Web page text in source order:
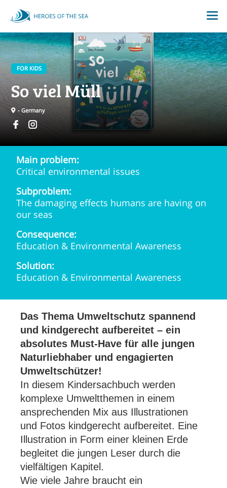
FOR KIDS
So viel Müll
- Germany
Main problem:
Critical environmental issues
Subproblem:
The damaging effects humans are having on
our seas
Consequence:
Education & Environmental Awareness
Solution:
Education & Environmental Awareness
Das Thema Umweltschutz spannend
und kindgerecht aufbereitet – ein
absolutes Must-Have für alle jungen
Naturliebhaber und engagierten
Umweltschützer!
In diesem Kindersachbuch werden
komplexe Umweltthemen in einem
ansprechenden Mix aus Illustrationen
und Fotos kindgerecht aufbereitet. Eine
Illustration in Form einer kleinen Erde
begleitet die jungen Leser durch die
vielfältigen Kapitel.
Wie viele Jahre braucht ein